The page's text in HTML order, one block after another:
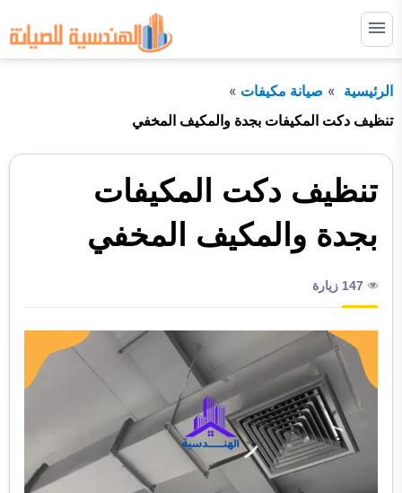
التجاوز
إلى القائمة
عن:
صيانة ثلاجات
الرئيسية
صيانة مكيفات
تنظيف دكت المكيفات بجدة والمكيف المخفي
تنظيف دكت المكيفات
بجدة والمكيف المخفي
147 زيارة